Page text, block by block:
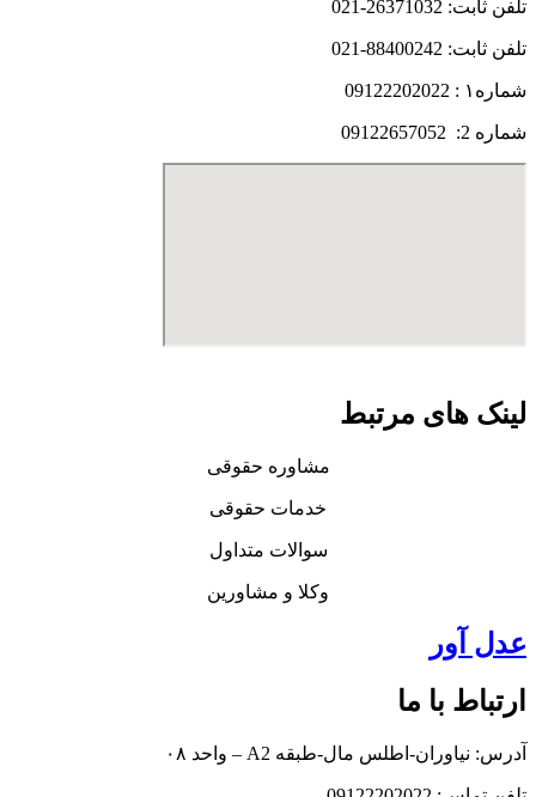
تلفن ثابت: 26371032-021
تلفن ثابت: 88400242-021
شماره۱ : 09122202022
شماره 2: 09122657052
لینک های مرتبط
مشاوره حقوقی
خدمات حقوقی
سوالات متداول
وکلا و مشاورین
عدل آور
ارتباط با ما
آدرس: نیاوران-اطلس مال-طبقه A2 – واحد ۰۸